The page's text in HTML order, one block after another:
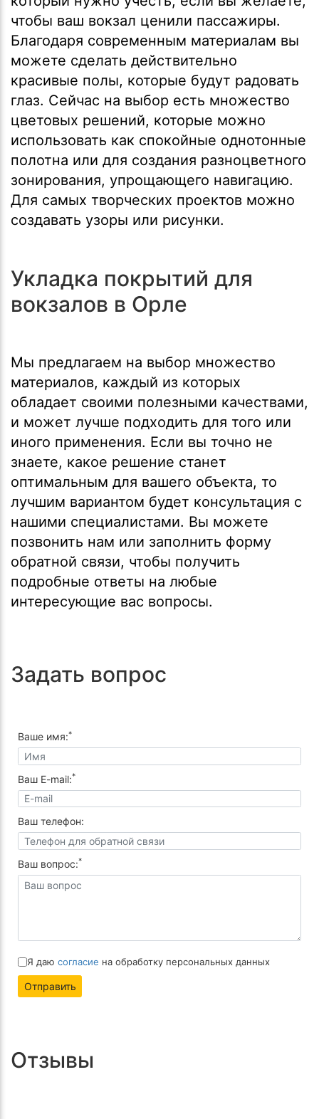
чтобы ваш вокзал ценили пассажиры.
Благодаря современным материалам вы
можете сделать действительно
красивые полы, которые будут радовать
глаз. Сейчас на выбор есть множество
цветовых решений, которые можно
использовать как спокойные однотонные
полотна или для создания разноцветного
зонирования, упрощающего навигацию.
Для самых творческих проектов можно
создавать узоры или рисунки.
Укладка покрытий для
вокзалов в Орле
Мы предлагаем на выбор множество
материалов, каждый из которых
обладает своими полезными качествами,
и может лучше подходить для того или
иного применения. Если вы точно не
знаете, какое решение станет
оптимальным для вашего объекта, то
лучшим вариантом будет консультация с
нашими специалистами. Вы можете
позвонить нам или заполнить форму
обратной связи, чтобы получить
подробные ответы на любые
интересующие вас вопросы.
Задать вопрос
Ваше имя:*
Ваш E-mail:*
Ваш телефон:
Ваш вопрос:*
Я даю согласие на обработку персональных данных
Отправить
Отзывы